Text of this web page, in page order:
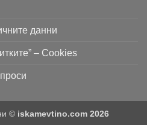
данни
– Cookies
© iskamevtino.com 2026